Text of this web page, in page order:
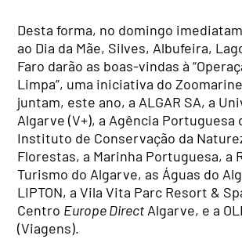
Desta forma, no domingo
ao Dia da Mãe, Silves, Albufeira,
Faro darão as boas-vindas à
Limpa”, uma iniciativa do
juntam, este ano, a ALGAR SA, a
Algarve (V+), a Agência Portuguesa
Instituto de Conservação da
Florestas, a Marinha Portuguesa, a
Turismo do Algarve, as Águas do
LIPTON, a Vila Vita Parc Resort &
Centro Europe Direct Algarve, e a
(Viagens).